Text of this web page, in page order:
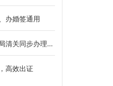
办婚签通用
理，不用多次跑腿
高效出证